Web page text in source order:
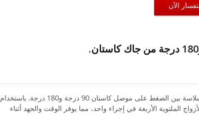
الآن
ببساطة قم بتبديل المفتاح الأصفر للتبديل بسلاسة بين الضغط على موصل كاستان 90 درجة و180 درجة. باستخدام
الملتوية الأربعة في إجراء واحد، مما يوفر الوقت والجهد أثناء